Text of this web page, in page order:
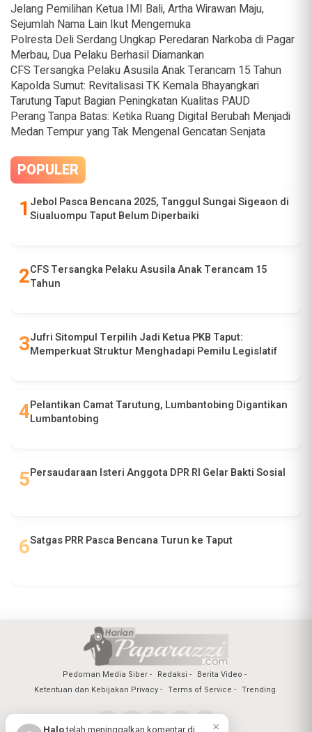
Jelang Pemilihan Ketua IMI Bali, Artha Wirawan Maju,
Sejumlah Nama Lain Ikut Mengemuka
Polresta Deli Serdang Ungkap Peredaran Narkoba di Pagar
Merbau, Dua Pelaku Berhasil Diamankan
CFS Tersangka Pelaku Asusila Anak Terancam 15 Tahun
Kapolda Sumut: Revitalisasi TK Kemala Bhayangkari
Tarutung Taput Bagian Peningkatan Kualitas PAUD
Perang Tanpa Batas: Ketika Ruang Digital Berubah Menjadi
Medan Tempur yang Tak Mengenal Gencatan Senjata
POPULER
Jebol Pasca Bencana 2025, Tanggul Sungai Sigeaon di
Siualuompu Taput Belum Diperbaiki
CFS Tersangka Pelaku Asusila Anak Terancam 15
Tahun
Jufri Sitompul Terpilih Jadi Ketua PKB Taput:
Memperkuat Struktur Menghadapi Pemilu Legislatif
Pelantikan Camat Tarutung, Lumbantobing Digantikan
Lumbantobing
Persaudaraan Isteri Anggota DPR RI Gelar Bakti Sosial
Satgas PRR Pasca Bencana Turun ke Taput
Pedoman Media Siber Redaksi
Berita Video
Ketentuan dan Kebijakan Privacy
Terms of Service Trending
×